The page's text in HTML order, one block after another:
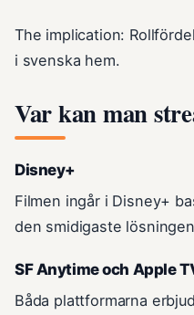
The implication:
i svenska hem.
Var kan man
Disney+
Filmen ingår i Disney+
den smidigaste
SF Anytime och Apple
Båda plattformarna